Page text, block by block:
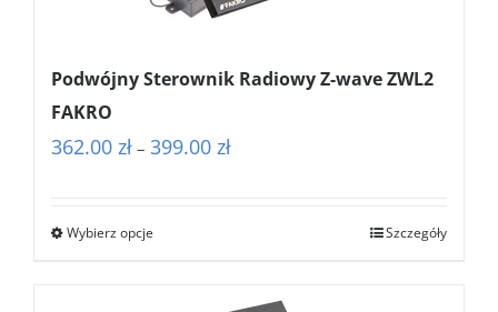
Podwójny Sterownik Radiowy Z-wave ZWL2
FAKRO
362.00 zł – 399.00 złZakres
399.00 zł
Wybierz opcje Szczegóły